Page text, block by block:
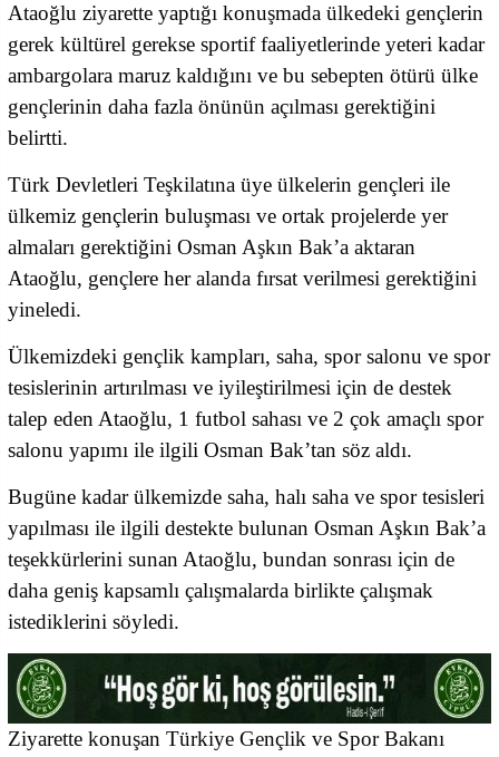
Ataoğlu ziyarette yaptığı konuşmada ülkedeki gençlerin
gerek kültürel gerekse sportif faaliyetlerinde yeteri kadar
ambargolara maruz kaldığını ve bu sebepten ötürü ülke
gençlerinin daha fazla önünün açılması gerektiğini
belirtti.
Türk Devletleri Teşkilatına üye ülkelerin gençleri ile
ülkemiz gençlerin buluşması ve ortak projelerde yer
almaları gerektiğini Osman Aşkın Bak’a aktaran
Ataoğlu, gençlere her alanda fırsat verilmesi gerektiğini
yineledi.
Ülkemizdeki gençlik kampları, saha, spor salonu ve spor
tesislerinin artırılması ve iyileştirilmesi için de destek
talep eden Ataoğlu, 1 futbol sahası ve 2 çok amaçlı spor
salonu yapımı ile ilgili Osman Bak’tan söz aldı.
Bugüne kadar ülkemizde saha, halı saha ve spor tesisleri
yapılması ile ilgili destekte bulunan Osman Aşkın Bak’a
teşekkürlerini sunan Ataoğlu, bundan sonrası için de
daha geniş kapsamlı çalışmalarda birlikte çalışmak
istediklerini söyledi.
Ziyarette konuşan Türkiye Gençlik ve Spor Bakanı